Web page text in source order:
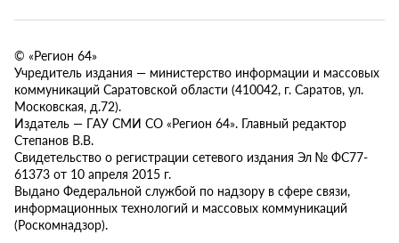
© «Регион 64»
Учредитель издания — министерство информации и массовых
коммуникаций Саратовской области (410042, г. Саратов, ул.
Московская, д.72).
Издатель — ГАУ СМИ СО «Регион 64». Главный редактор
Степанов В.В.
Свидетельство о регистрации сетевого издания Эл № ФС77-
61373 от 10 апреля 2015 г.
Выдано Федеральной службой по надзору в сфере связи,
информационных технологий и массовых коммуникаций
(Роскомнадзор).